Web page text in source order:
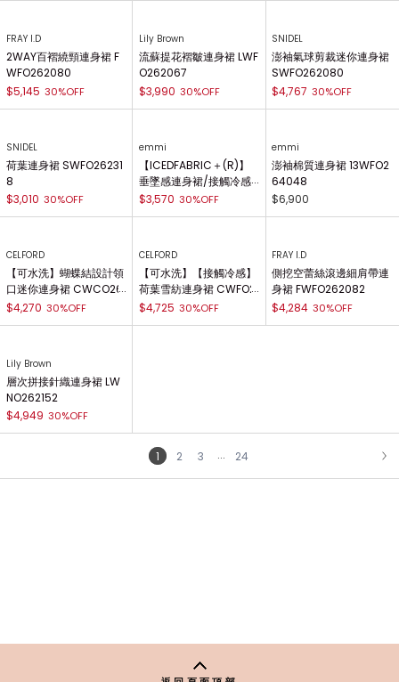
FRAY I.D
2WAY百褶繞頸連身裙 F
WFO262080
$5,145 30%OFF
Lily Brown
流蘇提花褶皺連身裙 LWF
O262067
$3,990 30%OFF
SNIDEL
澎袖氣球剪裁迷你連身裙
SWFO262080
$4,767 30%OFF
SNIDEL
荷葉連身裙 SWFO26231
8
$3,010 30%OFF
emmi
【ICEDFABRIC＋(R)】
垂墜感連身裙/接觸冷感 1
3WCO262051
$3,570 30%OFF
emmi
澎袖棉質連身裙 13WFO2
64048
$6,900
CELFORD
【可水洗】蝴蝶結設計領
口迷你連身裙 CWCO26
2060
$4,270 30%OFF
CELFORD
【可水洗】【接觸冷感】
荷葉雪紡連身裙 CWFO2
62053
$4,725 30%OFF
FRAY I.D
側挖空蕾絲滾邊細肩帶連
身裙 FWFO262082
$4,284 30%OFF
Lily Brown
層次拼接針織連身裙 LW
NO262152
$4,949 30%OFF
1 2 3 ...
24